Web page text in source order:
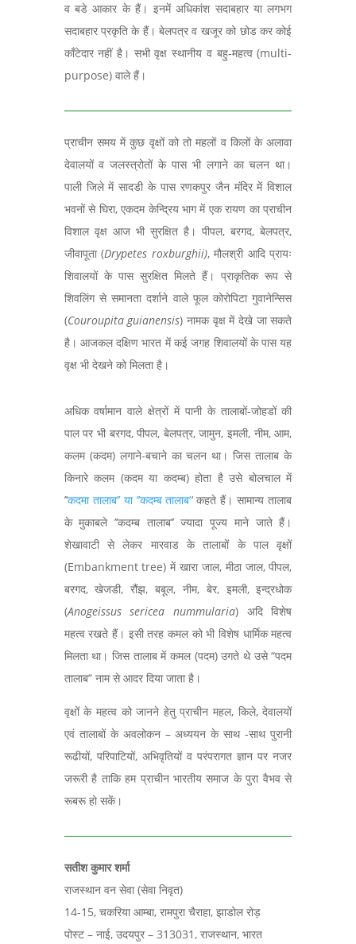
व बडे आकार के हैं। इनमें अधिकांश सदाबहार या लगभग
सदाबहार प्रकृति के हैं। बेलपत्र व खजूर को छोड कर कोई
काँटेदार नहीं है। सभी वृक्ष स्थानीय व बहु-महत्व (multi-
purpose) वाले हैं।
प्राचीन समय में कुछ वृक्षों को तो महलों व किलों के अलावा
देवालयों व जलस्त्रोतों के पास भी लगाने का चलन था।
पाली जिले में सादडी के पास रणकपुर जैन मंदिर में विशाल
भवनों से घिरा, एकदम केन्द्रिय भाग में एक रायण का प्राचीन
विशाल वृक्ष आज भी सुरक्षित है। पीपल, बरगद, बेलपत्र,
जीवापूता (Drypetes roxburghii), मौलश्री आदि प्रायः
शिवालयों के पास सुरक्षित मिलते हैं। प्राकृतिक रूप से
शिवलिंग से समानता दर्शाने वाले फूल कोरोपिटा गुवानेन्सिस
(Couroupita guianensis) नामक वृक्ष में देखे जा सकते
है। आजकल दक्षिण भारत में कई जगह शिवालयों के पास यह
वृक्ष भी देखने को मिलता है।
अधिक वर्षामान वाले क्षेत्रों में पानी के तालाबों-जोहडों की
पाल पर भी बरगद, पीपल, बेलपत्र, जामुन, इमली, नीम, आम,
कलम (कदम) लगाने-बचाने का चलन था। जिस तालाब के
किनारे कलम (कदम या कदम्ब) होता है उसे बोलचाल में
’’कदमा तालाब’’ या ’’कदम्ब तालाब’’ कहते हैं। सामान्य तालाब
के मुकाबले ’’कदम्ब तालाब’’ ज्यादा पूज्य माने जाते हैं।
शेखावाटी से लेकर मारवाड के तालाबों के पाल वृक्षों
(Embankment tree) में खारा जाल, मीठा जाल, पीपल,
बरगद, खेजडी, रौंझ, बबूल, नीम, बेर, इमली, इन्द्रधोक
(Anogeissus sericea nummularia) अदि विशेष
महत्व रखते हैं। इसी तरह कमल को भी विशेष धार्मिक महत्व
मिलता था। जिस तालाब में कमल (पदम) उगते थे उसे “पदम
तालाब” नाम से आदर दिया जाता है।
वृक्षों के महत्व को जानने हेतु प्राचीन महल, किले, देवालयों
एवं तालाबों के अवलोकन – अध्ययन के साथ -साथ पुरानी
रूढीयों, परिपाटियों, अभिवृतियों व परंपरागत ज्ञान पर नजर
जरूरी है ताकि हम प्राचीन भारतीय समाज के पुरा वैभव से
रूबरू हो सकें।
सतीश कुमार शर्मा
राजस्थान वन सेवा (सेवा निवृत)
14-15, चकरिया आम्बा, रामपुरा चैराहा, झाडोल रोड़
पोस्ट – नाई, उदयपुर – 313031, राजस्थान, भारत